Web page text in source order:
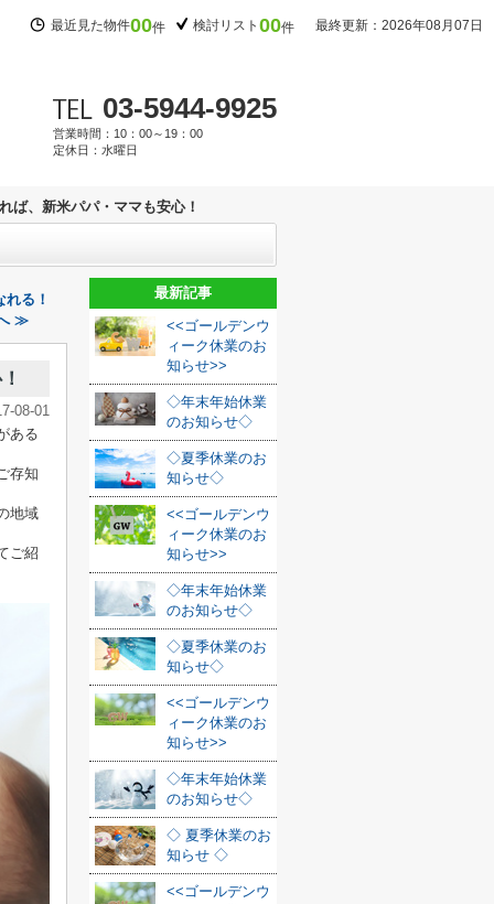
最近見た物件00件 検討リスト 00件 最終更新：2026年08月07日
03-5944-9925
営業時間：10：00～19：00
定休日：水曜日
ば、新米パパ・ママも安心！
る！
≫
08-01
ある
存知
地域
ご紹
最新記事
<<ゴールデンウ
ィーク休業のお
知らせ>>
◇年末年始休業
のお知らせ◇
◇夏季休業のお
知らせ◇
<<ゴールデンウ
ィーク休業のお
知らせ>>
◇年末年始休業
のお知らせ◇
◇夏季休業のお
知らせ◇
<<ゴールデンウ
ィーク休業のお
知らせ>>
◇年末年始休業
のお知らせ◇
◇ 夏季休業のお
知らせ ◇
<<ゴールデンウ